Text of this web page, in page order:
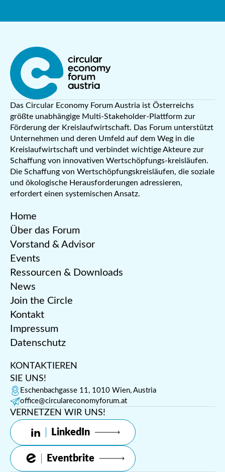
Das Circular Economy Forum Austria ist Österreichs
größte unabhängige Multi-Stakeholder-Plattform zur
Förderung der Kreislaufwirtschaft. Das Forum unterstützt
Unternehmen und deren Umfeld auf dem Weg in die
Kreislaufwirtschaft und verbindet wichtige Akteure zur
Schaffung von innovativen Wertschöpfungs-kreisläufen.
Die Schaffung von Wertschöpfungskreisläufen, die soziale
und ökologische Herausforderungen adressieren,
erfordert einen systemischen Ansatz.
Home
Über das Forum
Vorstand & Advisor
Events
Ressourcen & Downloads
News
Join the Circle
Kontakt
Impressum
Datenschutz
KONTAKTIEREN
SIE UNS!
Eschenbachgasse 11, 1010 Wien, Austria
office@circulareconomyforum.at
VERNETZEN WIR UNS!
LinkedIn
Eventbrite